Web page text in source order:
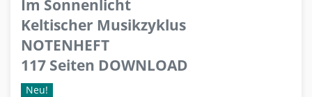
Im Sonnenlicht
Keltischer Musikzyklus
NOTENHEFT
117 Seiten DOWNLOAD
Neu!